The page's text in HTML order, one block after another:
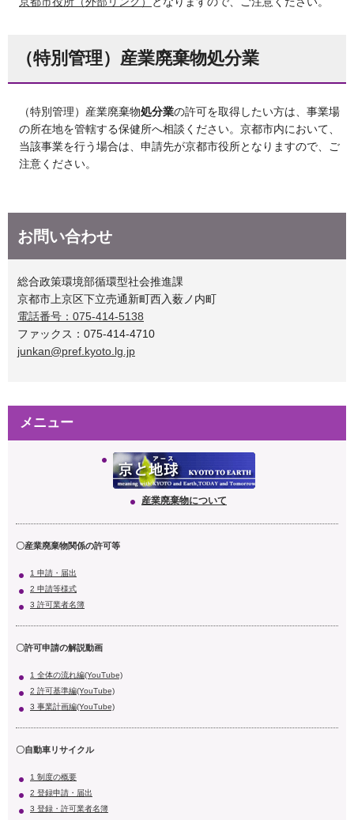
（特別管理）産業廃棄物処分業
（特別管理）産業廃棄物処分業の許可を取得したい方は、事業場
の所在地を管轄する保健所へ相談ください。京都市内において、
当該事業を行う場合は、申請先が京都市役所となりますので、ご
注意ください。
お問い合わせ
総合政策環境部循環型社会推進課
京都市上京区下立売通新町西入薮ノ内町
電話番号：075-414-5138
ファックス：075-414-4710
junkan@pref.kyoto.lg.jp
メニュー
産業廃棄物について
〇産業廃棄物関係の許可等
1 申請・届出
2 申請等様式
3 許可業者名簿
〇許可申請の解説動画
1 全体の流れ編(YouTube)
2 許可基準編(YouTube)
3 事業計画編(YouTube)
〇自動車リサイクル
1 制度の概要
2 登録申請・届出
3 登録・許可業者名簿